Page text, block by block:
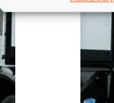
q
u